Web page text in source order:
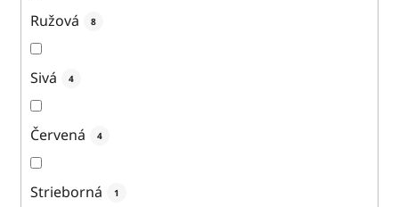
Ružová 8
Sivá 4
Červená 4
Strieborná 1